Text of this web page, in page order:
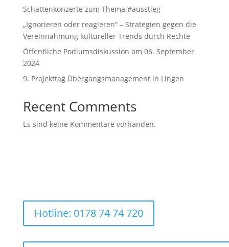
Schattenkonzerte zum Thema #ausstieg
„Ignorieren oder reagieren“ – Strategien gegen die
Vereinnahmung kultureller Trends durch Rechte
Öffentliche Podiumsdiskussion am 06. September
2024
9. Projekttag Übergangsmanagement in Lingen
Recent Comments
Es sind keine Kommentare vorhanden.
Hotline: 0178 74 74 720